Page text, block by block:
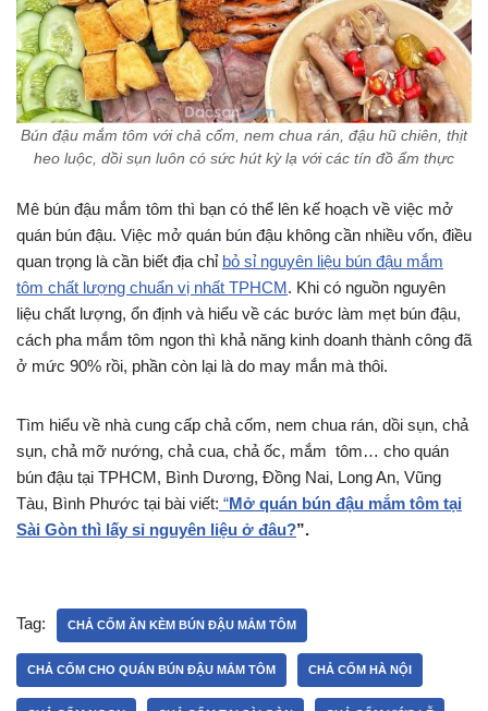
Bún đậu mắm tôm với chả cốm, nem chua rán, đậu hũ chiên, thịt
heo luộc, dồi sụn luôn có sức hút kỳ lạ với các tín đồ ẩm thực
Mê bún đậu mắm tôm thì bạn có thể lên kế hoạch về việc mở
quán bún đậu. Việc mở quán bún đậu không cần nhiều vốn, điều
quan trọng là cần biết địa chỉ bỏ sỉ nguyên liệu bún đậu mắm
tôm chất lượng chuẩn vị nhất TPHCM. Khi có nguồn nguyên
liệu chất lượng, ổn định và hiểu về các bước làm mẹt bún đậu,
cách pha mắm tôm ngon thì khả năng kinh doanh thành công đã
ở mức 90% rồi, phần còn lại là do may mắn mà thôi.
Tìm hiểu về nhà cung cấp chả cốm, nem chua rán, dồi sụn, chả
sụn, chả mỡ nướng, chả cua, chả ốc, mắm tôm… cho quán
bún đậu tại TPHCM, Bình Dương, Đồng Nai, Long An, Vũng
Tàu, Bình Phước tại bài viết: “Mở quán bún đậu mắm tôm tại
Sài Gòn thì lấy sỉ nguyên liệu ở đâu?”.
Tag: CHẢ CỐM ĂN KÈM BÚN ĐẬU MẮM TÔM
CHẢ CỐM CHO QUÁN BÚN ĐẬU MẮM TÔM CHẢ CỐM HÀ NỘI